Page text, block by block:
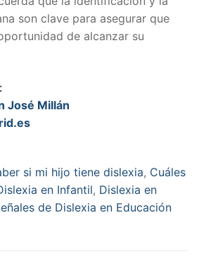
son clave para asegurar que
de alcanzar su
José Millán
si mi hijo tiene dislexia, Cuáles
en Infantil, Dislexia en
de Dislexia en Educación